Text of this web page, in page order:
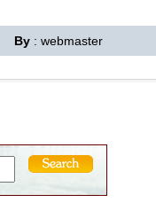
By : webmaster